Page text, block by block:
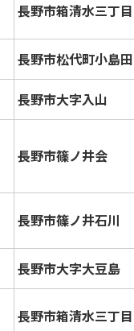
長野市箱清水三丁目
長野市松代町小島田
長野市大字入山
長野市篠ノ井会
長野市篠ノ井石川
長野市大字大豆島
長野市箱清水三丁目